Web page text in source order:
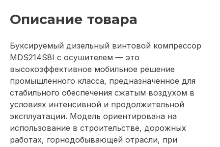
Описание товара
Буксируемый дизельный винтовой компрессор
MDS214S8I с осушителем — это
высокоэффективное мобильное решение
промышленного класса, предназначенное для
стабильного обеспечения сжатым воздухом в
условиях интенсивной и продолжительной
эксплуатации. Модель ориентирована на
использование в строительстве, дорожных
работах, горнодобывающей отрасли, при